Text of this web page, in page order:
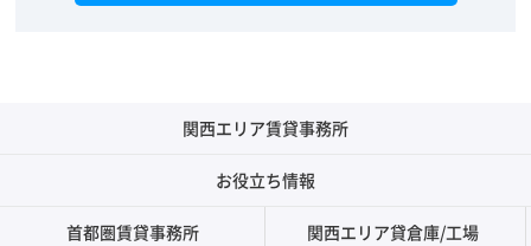
関西エリア賃貸事務所
お役立ち情報
首都圏賃貸事務所 関西エリア貸倉庫/工場